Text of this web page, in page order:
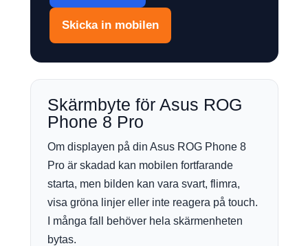
Skicka in mobilen
Skärmbyte för Asus ROG
Phone 8 Pro
Om displayen på din Asus ROG Phone 8
Pro är skadad kan mobilen fortfarande
starta, men bilden kan vara svart, flimra,
visa gröna linjer eller inte reagera på touch.
I många fall behöver hela skärmenheten
bytas.